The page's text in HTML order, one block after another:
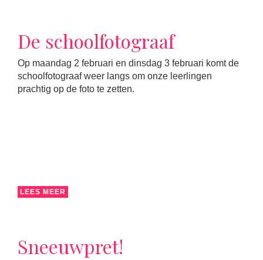
De schoolfotograaf
Op maandag 2 februari en dinsdag 3 februari komt de
schoolfotograaf weer langs om onze leerlingen
prachtig op de foto te zetten.
LEES MEER
Sneeuwpret!